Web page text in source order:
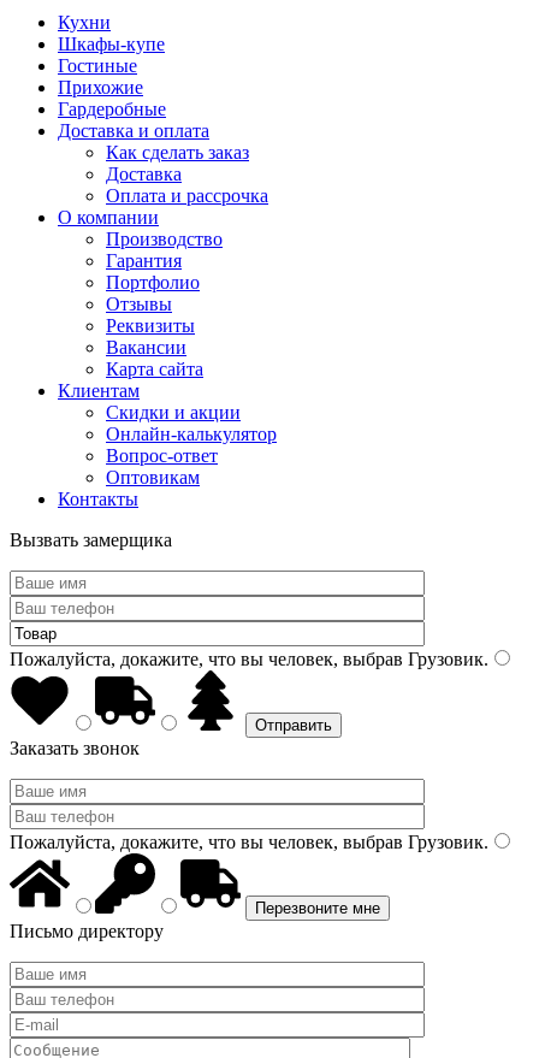
Кухни
Шкафы-купе
Гостиные
Прихожие
Гардеробные
Доставка и оплата
Как сделать заказ
Доставка
Оплата и рассрочка
О компании
Производство
Гарантия
Портфолио
Отзывы
Реквизиты
Вакансии
Карта сайта
Клиентам
Скидки и акции
Онлайн-калькулятор
Вопрос-ответ
Оптовикам
Контакты
Вызвать замерщика
Пожалуйста, докажите, что вы человек, выбрав Грузовик.
Заказать звонок
Пожалуйста, докажите, что вы человек, выбрав Грузовик.
Письмо директору